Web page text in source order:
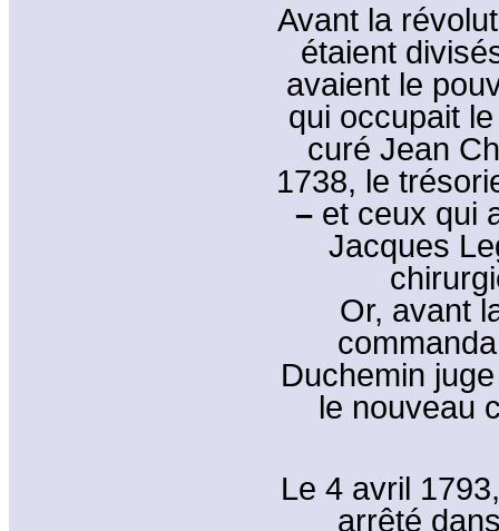
Avant la
étaient
avaient le
qui occupait
curé Jean
1738, le
– et ceux qui
Jacques
Or, avant
Duchemin
le nouveau
Le 4 avril
arrêté